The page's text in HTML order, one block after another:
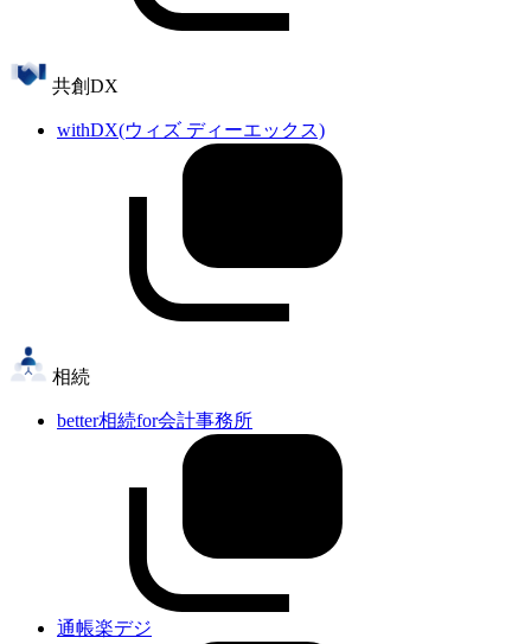
共創DX
withDX(ウィズ ディーエックス)
相続
better相続for会計事務所
通帳楽デジ